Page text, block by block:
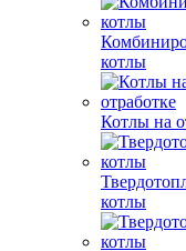
котлы
Котлы на
котлы